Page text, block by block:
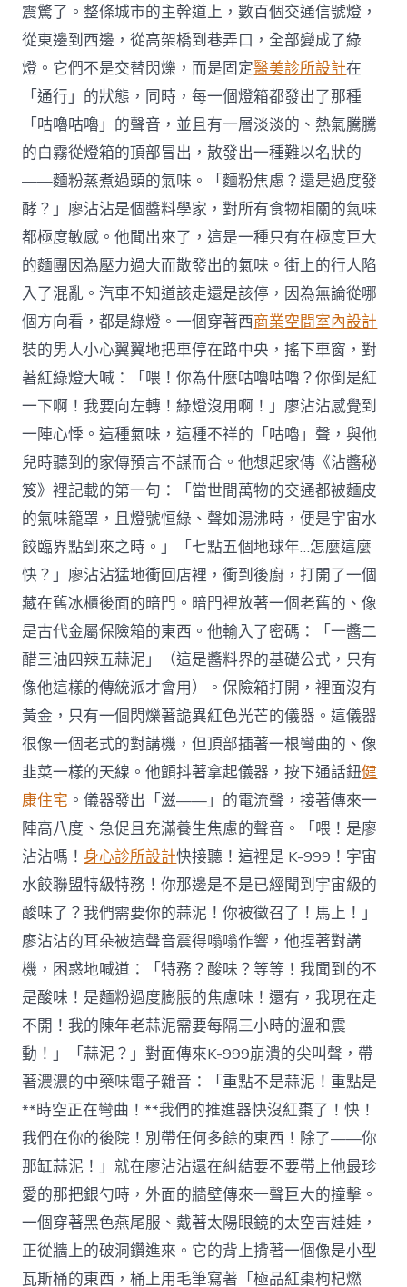
震驚了。整條城市的主幹道上，數百個交通信號燈，
從東邊到西邊，從高架橋到巷弄口，全部變成了綠
燈。它們不是交替閃爍，而是固定醫美診所設計在
「通行」的狀態，同時，每一個燈箱都發出了那種
「咕嚕咕嚕」的聲音，並且有一層淡淡的、熱氣騰騰
的白霧從燈箱的頂部冒出，散發出一種難以名狀的
——麵粉蒸煮過頭的氣味。「麵粉焦慮？還是過度發
酵？」廖沾沾是個醬料學家，對所有食物相關的氣味
都極度敏感。他聞出來了，這是一種只有在極度巨大
的麵團因為壓力過大而散發出的氣味。街上的行人陷
入了混亂。汽車不知道該走還是該停，因為無論從哪
個方向看，都是綠燈。一個穿著西商業空間室內設計
裝的男人小心翼翼地把車停在路中央，搖下車窗，對
著紅綠燈大喊：「喂！你為什麼咕嚕咕嚕？你倒是紅
一下啊！我要向左轉！綠燈沒用啊！」廖沾沾感覺到
一陣心悸。這種氣味，這種不祥的「咕嚕」聲，與他
兒時聽到的家傳預言不謀而合。他想起家傳《沾醬秘
笈》裡記載的第一句：「當世間萬物的交通都被麵皮
的氣味籠罩，且燈號恒綠、聲如湯沸時，便是宇宙水
餃臨界點到來之時。」「七點五個地球年…怎麼這麼
快？」廖沾沾猛地衝回店裡，衝到後廚，打開了一個
藏在舊冰櫃後面的暗門。暗門裡放著一個老舊的、像
是古代金屬保險箱的東西。他輸入了密碼：「一醬二
醋三油四辣五蒜泥」（這是醬料界的基礎公式，只有
像他這樣的傳統派才會用）。保險箱打開，裡面沒有
黃金，只有一個閃爍著詭異紅色光芒的儀器。這儀器
很像一個老式的對講機，但頂部插著一根彎曲的、像
韭菜一樣的天線。他顫抖著拿起儀器，按下通話鈕健
康住宅 。儀器發出「滋——」的電流聲，接著傳來一
陣高八度、急促且充滿養生焦慮的聲音。「喂！是廖
沾沾嗎！ 身心診所設計快接聽！這裡是 K-999！宇宙
水餃聯盟特級特務！你那邊是不是已經聞到宇宙級的
酸味了？我們需要你的蒜泥！你被徵召了！馬上！」
廖沾沾的耳朵被這聲音震得嗡嗡作響，他捏著對講
機，困惑地喊道：「特務？酸味？等等！我聞到的不
是酸味！是麵粉過度膨脹的焦慮味！還有，我現在走
不開！我的陳年老蒜泥需要每隔三小時的溫和震
動！」「蒜泥？」對面傳來K-999崩潰的尖叫聲，帶
著濃濃的中藥味電子雜音：「重點不是蒜泥！重點是
**時空正在彎曲！**我們的推進器快沒紅棗了！快！
我們在你的後院！別帶任何多餘的東西！除了——你
那缸蒜泥！」就在廖沾沾還在糾結要不要帶上他最珍
愛的那把銀勺時，外面的牆壁傳來一聲巨大的撞擊。
一個穿著黑色燕尾服、戴著太陽眼鏡的太空吉娃娃，
正從牆上的破洞鑽進來。它的背上揹著一個像是小型
瓦斯桶的東西，桶上用毛筆寫著「極品紅棗枸杞燃